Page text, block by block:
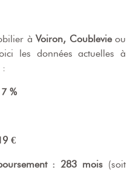
àVoiron, Coublevieou
les données actuelles à
:
%
€
: 283 mois (soit